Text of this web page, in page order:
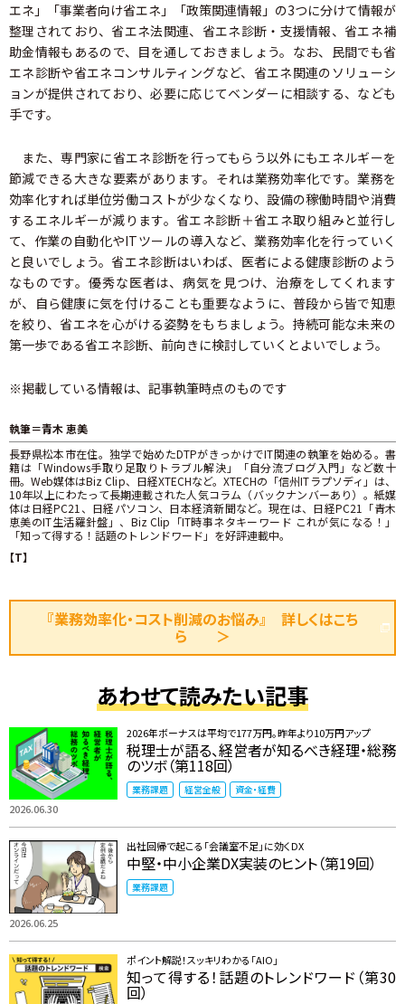
エネ」「事業者向け省エネ」「政策関連情報」の3つに分けて情報が
整理されており、省エネ法関連、省エネ診断・支援情報、省エネ補
助金情報もあるので、目を通しておきましょう。なお、民間でも省
エネ診断や省エネコンサルティングなど、省エネ関連のソリューシ
ョンが提供されており、必要に応じてベンダーに相談する、なども
手です。
また、専門家に省エネ診断を行ってもらう以外にもエネルギーを
節減できる大きな要素があります。それは業務効率化です。業務を
効率化すれば単位労働コストが少なくなり、設備の稼働時間や消費
するエネルギーが減ります。省エネ診断＋省エネ取り組みと並行し
て、作業の自動化やITツールの導入など、業務効率化を行っていく
と良いでしょう。省エネ診断はいわば、医者による健康診断のよう
なものです。優秀な医者は、病気を見つけ、治療をしてくれます
が、自ら健康に気を付けることも重要なように、普段から皆で知恵
を絞り、省エネを心がける姿勢をもちましょう。持続可能な未来の
第一歩である省エネ診断、前向きに検討していくとよいでしょう。
※掲載している情報は、記事執筆時点のものです
執筆＝青木 恵美
長野県松本市在住。独学で始めたDTPがきっかけでIT関連の執筆を始める。書
籍は「Windows手取り足取りトラブル解決」「自分流ブログ入門」など数十
冊。Web媒体はBiz Clip、日経XTECHなど。XTECHの「信州ITラプソディ」は、
10年以上にわたって長期連載された人気コラム（バックナンバーあり）。紙媒
体は日経PC21、日経パソコン、日本経済新聞など。現在は、日経PC21「青木
恵美のIT生活羅針盤」、Biz Clip「IT時事ネタキーワード これが気になる！」
「知って得する！話題のトレンドワード」を好評連載中。
【T】
『業務効率化・コスト削減のお悩み』 詳しくはこち
ら ＞
あわせて読みたい記事
2026.06.30
2026年ボーナスは平均で177万円。昨年より10万円アップ
税理士が語る、経営者が知るべき経理・総務
のツボ（第118回）
業務課題 経営全般 資金・経費
2026.06.25
出社回帰で起こる「会議室不足」に効くDX
中堅・中小企業DX実装のヒント（第19回）
業務課題
ポイント解説！スッキリわかる「AIO」
知って得する！話題のトレンドワード（第30
回）